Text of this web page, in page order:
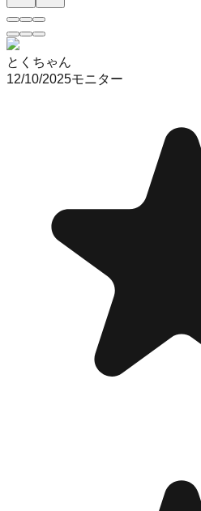
とくちゃん
12/10/2025モニター